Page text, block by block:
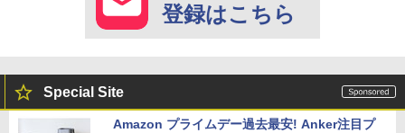
登録はこちら
Special Site
Amazon プライムデー過去最安! Anker注目プ